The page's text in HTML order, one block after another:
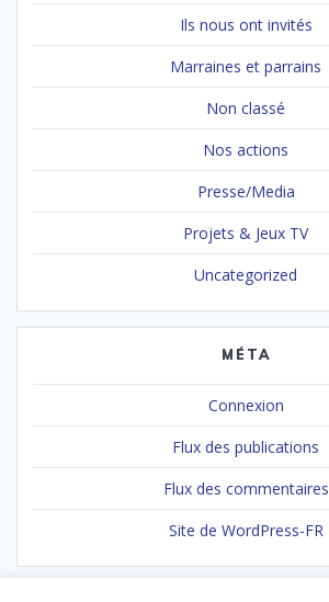
Ils nous ont invités
Marraines et parrains
Non classé
Nos actions
Presse/Media
Projets & Jeux TV
Uncategorized
MÉTA
Connexion
Flux des publications
Flux des commentaires
Site de WordPress-FR